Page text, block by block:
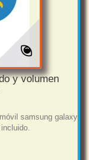
y volumen
samsung galaxy